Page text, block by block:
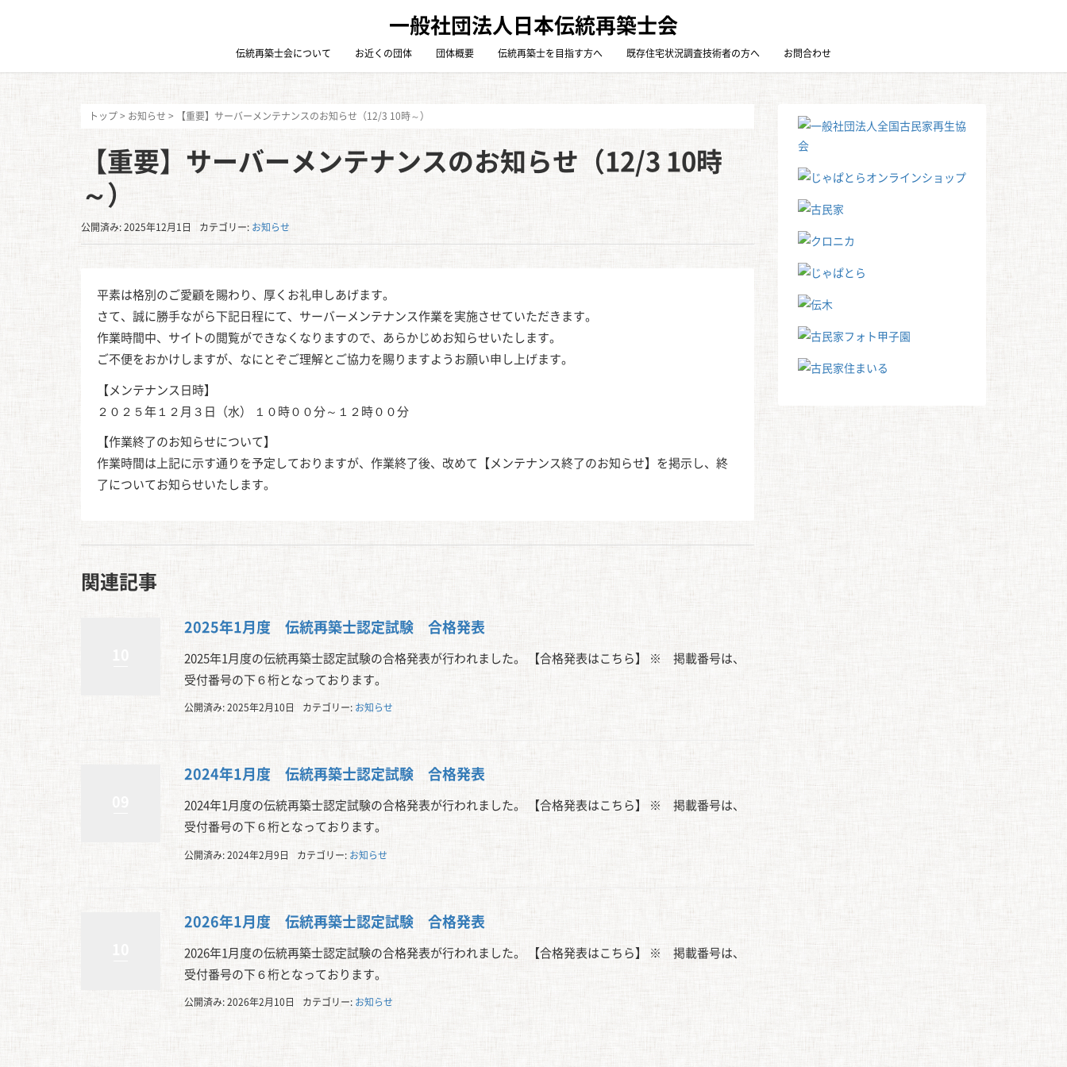
一般社団法人日本伝統再築士会
伝統再築士会について お近くの団体 団体概要 伝統再築士を目指す方へ 既存住宅状況調査技術者の方へ お問合わせ
トップ> お知らせ > 【重要】サーバーメンテナンスのお知らせ（12/3 10時～）
【重要】サーバーメンテナンスのお知らせ（12/3 10時
～）
公開済み: 2025年12月1日 カテゴリー: お知らせ
平素は格別のご愛顧を賜わり、厚くお礼申しあげます。
さて、誠に勝手ながら下記日程にて、サーバーメンテナンス作業を実施させていただきます。
作業時間中、サイトの閲覧ができなくなりますので、あらかじめお知らせいたします。
ご不便をおかけしますが、なにとぞご理解とご協力を賜りますようお願い申し上げます。
【メンテナンス日時】
２０２５年１２月３日（水） １０時００分～１２時００分
【作業終了のお知らせについて】
作業時間は上記に示す通りを予定しておりますが、作業終了後、改めて【メンテナンス終了のお知らせ】を掲示し、終
了についてお知らせいたします。
関連記事
2025年1月度 伝統再築士認定試験 合格発表
2025年1月度の伝統再築士認定試験の合格発表が行われました。 【合格発表はこちら】 ※ 掲載番号は、
受付番号の下６桁となっております。
公開済み: 2025年2月10日 カテゴリー: お知らせ
2024年1月度 伝統再築士認定試験 合格発表
2024年1月度の伝統再築士認定試験の合格発表が行われました。 【合格発表はこちら】 ※ 掲載番号は、
受付番号の下６桁となっております。
公開済み: 2024年2月9日 カテゴリー: お知らせ
2026年1月度 伝統再築士認定試験 合格発表
2026年1月度の伝統再築士認定試験の合格発表が行われました。 【合格発表はこちら】 ※ 掲載番号は、
受付番号の下６桁となっております。
公開済み: 2026年2月10日 カテゴリー: お知らせ